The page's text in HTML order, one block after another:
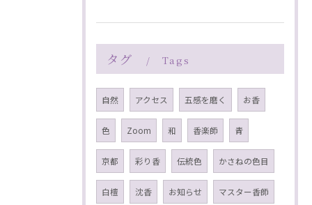
タグ Tags
自然 アクセス 五感を磨く お香
色 Zoom 和 香楽師 青
京都 彩り香 伝統色 かさねの色目
白檀 沈香 お知らせ マスター香師